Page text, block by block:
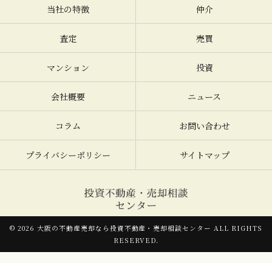
当社の特徴 仲介
査定 売買
マンション 投資
会社概要 ニュース
コラム お問い合わせ
プライバシーポリシー サイトマップ
© 2026 大阪の不動産売却なら投資不動産・売却相談センター ALL RIGHTS
RESERVED.